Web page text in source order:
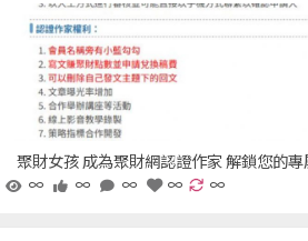
聚財女孩 成為聚財網認證作家 解鎖您的專
∞
∞ ∞ ∞ ∞